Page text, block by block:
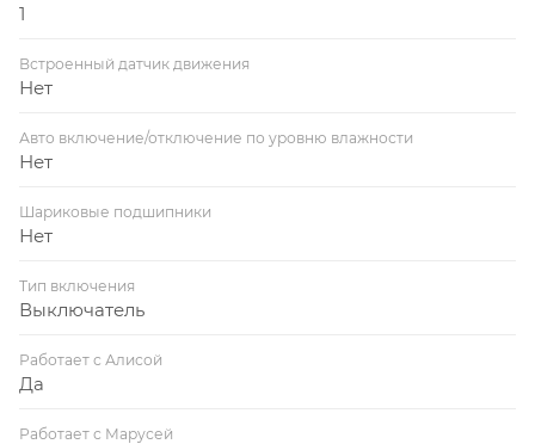
1
Встроенный датчик движения
Нет
Авто включение/отключение по уровню влажности
Нет
Шариковые подшипники
Нет
Тип включения
Выключатель
Работает с Алисой
Да
Работает с Марусей